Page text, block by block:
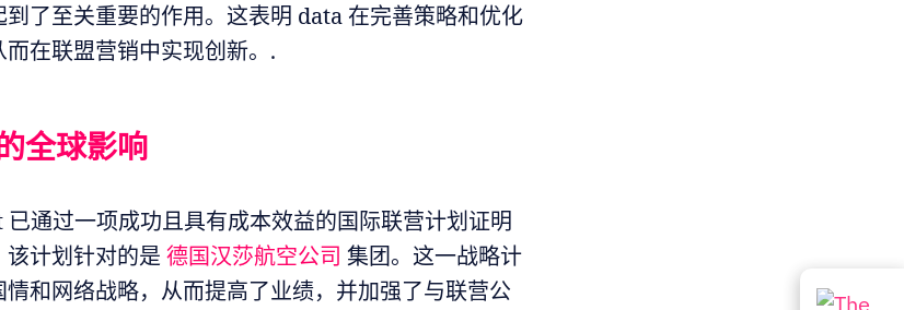
了至关重要的作用。这表明 data 在完善策略和优化
在联盟营销中实现创新。.
全球影响
通过一项成功且具有成本效益的国际联营计划证明
该计划针对的是德国汉莎航空公司 集团。这一战略计
和网络战略，从而提高了业绩，并加强了与联营公